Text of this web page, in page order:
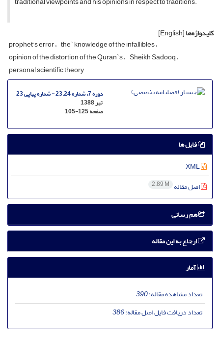
کلیدواژه‌ها[English]
prophet's error the` knowledge of the infallibles
opinion of the distortion of the Quran`s Sheikh Sadooq
personal scientific theory
دوره 7، شماره 23.24 - شماره پیاپی 23
تیر 1388
صفحه105-125
فایل ها
اصل مقاله 2.89 M
هم رسانی
ارجاع به این مقاله
آمار
تعداد مشاهده مقاله:390
تعداد دریافت فایل اصل مقاله:386